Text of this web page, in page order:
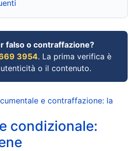
falso o contraffazione?
3954. La prima verifica è
o il contenuto.
e contraffazione: la
condizionale: